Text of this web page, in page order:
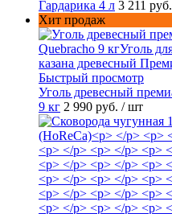
Гардарика 4 л 3 211 руб.
Хит продаж
Быстрый просмотр
Уголь древесный
9 кг 2 990 руб. / шт